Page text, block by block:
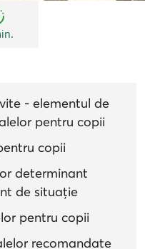
- elementul de
pentru copii
copii
determinant
de situație
pentru copii
recomandate